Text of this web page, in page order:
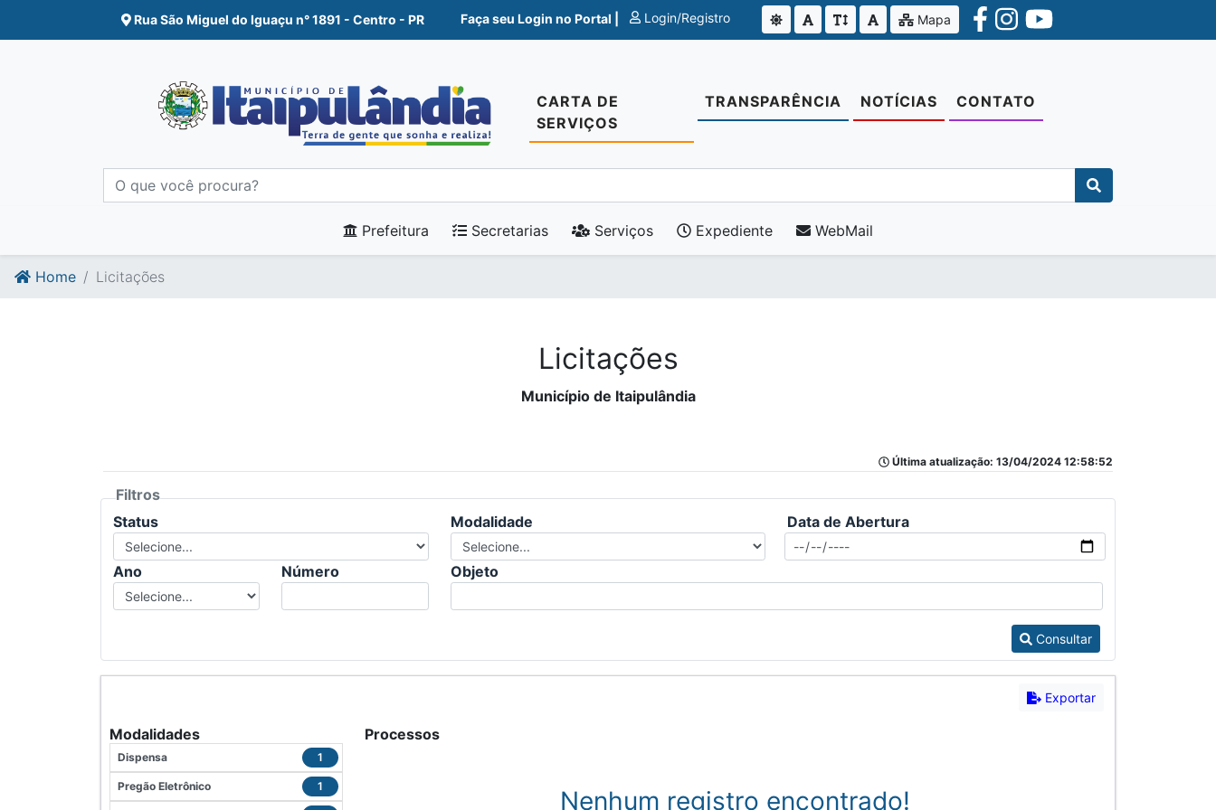
Ir para o conte�do
Ir para o fim do conte�do
Rua São Miguel do Iguaçu n° 1891 - Centro - PR Faça seu Login no Portal | Login/Registro Mapa
CARTA DE
SERVIÇOS
TRANSPARÊNCIA NOTÍCIAS CONTATO
Prefeitura Secretarias Serviços Expediente WebMail
Home Licitações
Licitações
Município de Itaipulândia
Última atualização: 13/04/2024 12:58:52
Filtros
Status
Modalidade Data de Abertura
Ano Número Objeto
Consultar
Exportar
Modalidades
Dispensa 1
Pregão Eletrônico 1
Processos
Nenhum registro encontrado!